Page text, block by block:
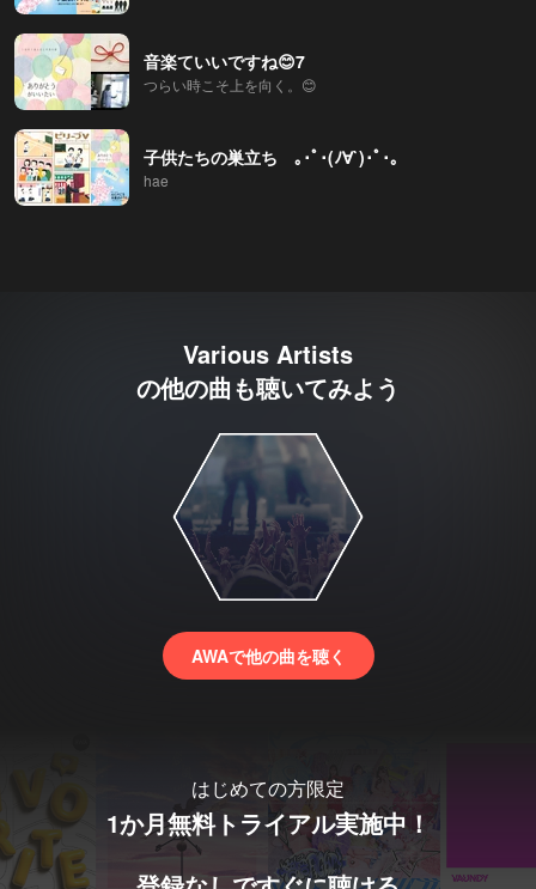
音楽ていいですね😊7
つらい時こそ上を向く。😊
子供たちの巣立ち ｡･ﾟ･(ﾉ∀`)･ﾟ･｡
hae
Various Artists
の他の曲も聴いてみよう
AWAで他の曲を聴く
はじめての方限定
1か月無料トライアル実施中！